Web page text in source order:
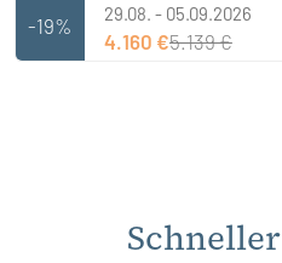
-19%
29.08. - 05.09.2026
4.160 €5.139 €